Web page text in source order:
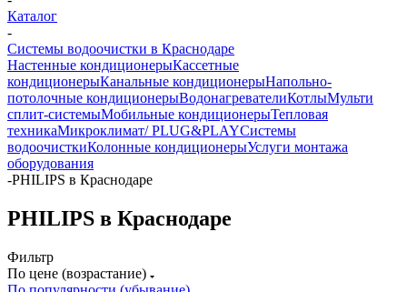
Каталог
-
Системы водоочистки в Краснодаре
Настенные кондиционерыКассетные
кондиционерыКанальные кондиционерыНапольно-
потолочные кондиционерыВодонагревателиКотлыМульти
сплит-системыМобильные кондиционерыТепловая
техникаМикроклимат/ PLUG&PLAYСистемы
водоочисткиКолонные кондиционерыУслуги монтажа
оборудования
-PHILIPS в Краснодаре
PHILIPS в Краснодаре
Фильтр
По цене (возрастание)